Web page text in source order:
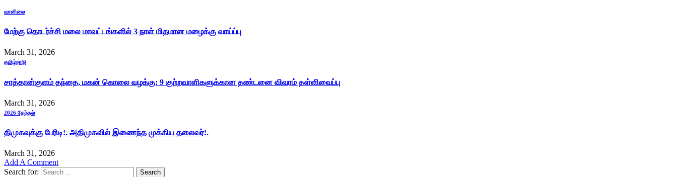
வானிலை
மேற்கு தொடர்ச்சி மலை மாவட்டங்களில் 3 நாள் மிதமான மழைக்கு வாய்ப்பு
March 31, 2026
தமிழ்நாடு
சாத்தான்குளம் தந்தை, மகன் கொலை வழக்கு: 9 குற்றவாளிகளுக்கான தண்டனை விவரம் தள்ளிவைப்பு
March 31, 2026
2026 தேர்தல்
திமுகவுக்கு பேரிடி!. அதிமுகவில் இணைந்த முக்கிய தலைவர்!.
March 31, 2026
Add A Comment
Search for: